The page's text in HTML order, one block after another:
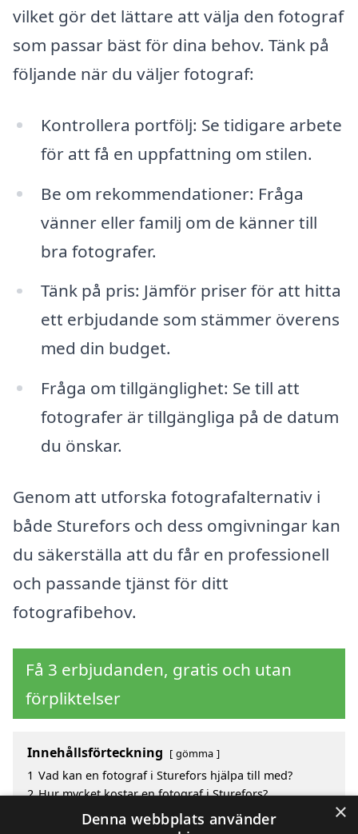
vilket gör det lättare att välja den fotograf
som passar bäst för dina behov. Tänk på
följande när du väljer fotograf:
Kontrollera portfölj: Se tidigare arbete
för att få en uppfattning om stilen.
Be om rekommendationer: Fråga
vänner eller familj om de känner till
bra fotografer.
Tänk på pris: Jämför priser för att hitta
ett erbjudande som stämmer överens
med din budget.
Fråga om tillgänglighet: Se till att
fotografer är tillgängliga på de datum
du önskar.
Genom att utforska fotografalternativ i
både Sturefors och dess omgivningar kan
du säkerställa att du får en professionell
och passande tjänst för ditt
fotografibehov.
Få 3 erbjudanden, gratis och utan
förpliktelser
Innehållsförteckning gömma
1 Vad kan en fotograf i Sturefors hjälpa till med?
2 Hur mycket kostar en fotograf i Sturefors?
Fördelar med att välja fotograf i Sturefors
Sök efter en skicklig fotograf i de omgivande
×
Denna webbplats använder